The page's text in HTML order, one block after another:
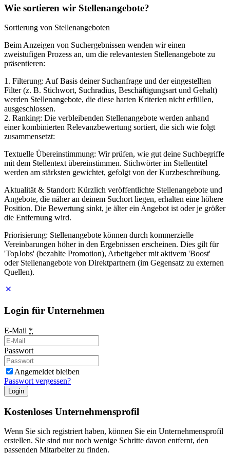
Wie sortieren wir Stellenangebote?
Sortierung von Stellenangeboten
Beim Anzeigen von Suchergebnissen wenden wir einen
zweistufigen Prozess an, um die relevantesten Stellenangebote zu
präsentieren:
1. Filterung: Auf Basis deiner Suchanfrage und der eingestellten
Filter (z. B. Stichwort, Suchradius, Beschäftigungsart und Gehalt)
werden Stellenangebote, die diese harten Kriterien nicht erfüllen,
ausgeschlossen.
2. Ranking: Die verbleibenden Stellenangebote werden anhand
einer kombinierten Relevanzbewertung sortiert, die sich wie folgt
zusammensetzt:
Textuelle Übereinstimmung: Wir prüfen, wie gut deine Suchbegriffe
mit dem Stellentext übereinstimmen. Stichwörter im Stellentitel
werden am stärksten gewichtet, gefolgt von der Kurzbeschreibung.
Aktualität & Standort: Kürzlich veröffentlichte Stellenangebote und
Angebote, die näher an deinem Suchort liegen, erhalten eine höhere
Position. Die Bewertung sinkt, je älter ein Angebot ist oder je größer
die Entfernung wird.
Priorisierung: Stellenangebote können durch kommerzielle
Vereinbarungen höher in den Ergebnissen erscheinen. Dies gilt für
'TopJobs' (bezahlte Promotion), Arbeitgeber mit aktivem 'Boost'
oder Stellenangebote von Direktpartnern (im Gegensatz zu externen
Quellen).
Login für Unternehmen
E-Mail *
Passwort
Angemeldet bleiben
Passwort vergessen?
Login
Kostenloses Unternehmensprofil
Wenn Sie sich registriert haben, können Sie ein Unternehmensprofil
erstellen. Sie sind nur noch wenige Schritte davon entfernt, den
passenden Mitarbeiter zu finden.